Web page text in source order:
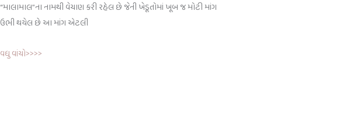
“માલામાલ”ના નામથી વેચાણ કરી રહેલ છે જેની ખેડૂતોમાં ખૂબ જ મોટી માંગ
ઉભી થયેલ છે આ માંગ એટલી
વધુ વાંચો>>>>